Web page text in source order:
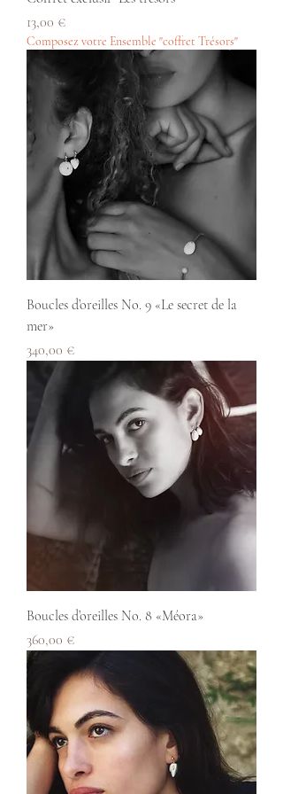
Prix
13,00 €
Composez votre Ensemble "coffret Trésors"
Boucles d’oreilles No. 9 «Le secret de la
mer»
Prix
340,00 €
Boucles d’oreilles No. 8 «Méora»
Prix
360,00 €